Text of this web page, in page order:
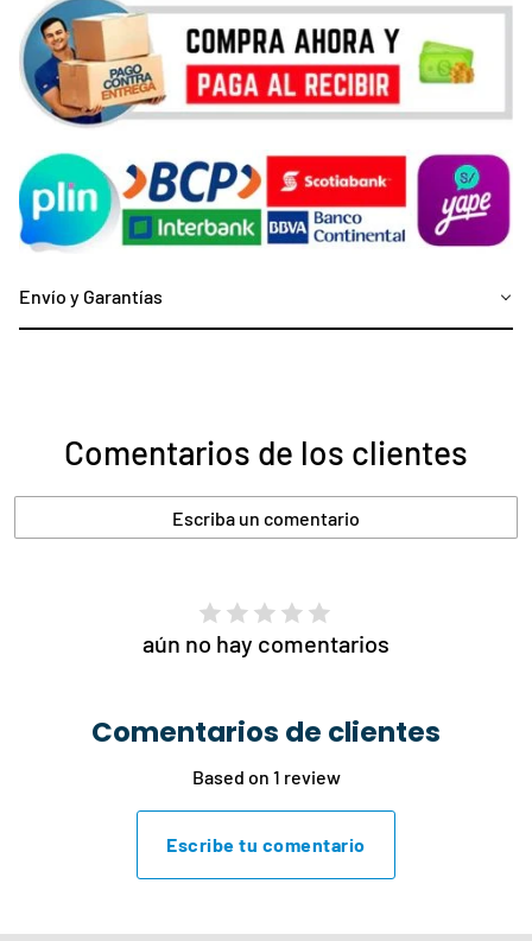
Envío y Garantías
Comentarios de los clientes
Escriba un comentario
aún no hay comentarios
Comentarios de clientes
Based on 1 review
Escribe tu comentario